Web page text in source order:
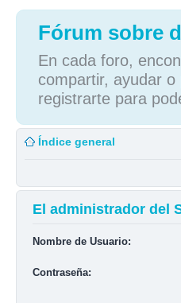
Fórum sobre
En cada foro,
compartir, ayudar
registrarte para
Índice general
El administrador del
Nombre de Usuario:
Contraseña: